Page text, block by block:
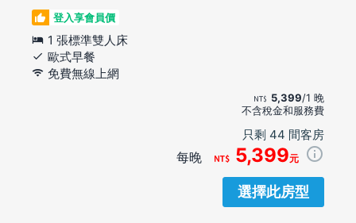
登入享會員價
1 張標準雙人床
歐式早餐
免費無線上網
5,399/1 晚
不含稅金和服務費
只剩 44 間客房
每晚 5,399元
選擇此房型